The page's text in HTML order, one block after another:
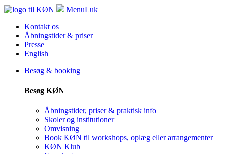
MenuLuk
Kontakt os
Åbningstider & priser
Presse
English
Besøg & booking
Besøg KØN
Åbningstider, priser & praktisk info
Skoler og institutioner
Omvisning
Book KØN til workshops, oplæg eller arrangementer
KØN Klub